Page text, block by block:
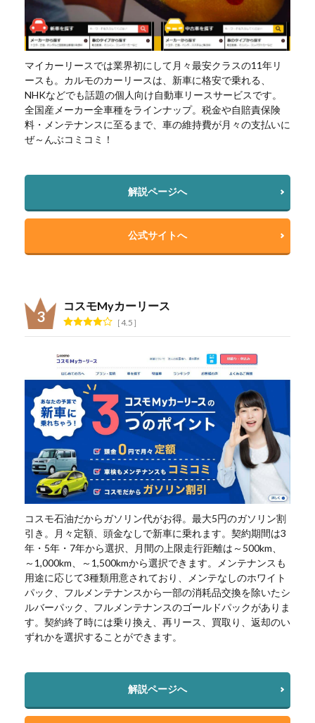
マイカーリースでは業界初にして月々最安クラスの11年リ
ースも。カルモのカーリースは、新車に格安で乗れる、
NHKなどでも話題の個人向け自動車リースサービスです。
全国産メーカー全車種をラインナップ。税金や自賠責保険
料・メンテナンスに至るまで、車の維持費が月々の支払いに
ぜ～んぶコミコミ！
解説ページへ
公式サイトへ
コスモMyカーリース
4.5
コスモ石油だからガソリン代がお得。最大5円のガソリン割
引き。月々定額、頭金なしで新車に乗れます。契約期間は3
年・5年・7年から選択、月間の上限走行距離は～500km、
～1,000km、～1,500kmから選択できます。メンテナンスも
用途に応じて3種類用意されており、メンテなしのホワイト
パック、フルメンテナンスから一部の消耗品交換を除いたシ
ルバーパック、フルメンテナンスのゴールドパックがありま
す。契約終了時には乗り換え、再リース、買取り、返却のい
ずれかを選択することができます。
解説ページへ